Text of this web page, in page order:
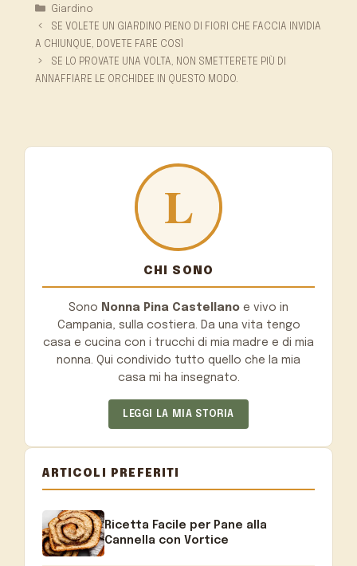
Categorie
Giardino
SE VOLETE UN GIARDINO PIENO DI FIORI CHE FACCIA INVIDIA
A CHIUNQUE, DOVETE FARE COSÌ
SE LO PROVATE UNA VOLTA, NON SMETTERETE PIÙ DI
ANNAFFIARE LE ORCHIDEE IN QUESTO MODO.
CHI SONO
Sono Nonna Pina Castellano e vivo in
Campania, sulla costiera. Da una vita tengo
casa e cucina con i trucchi di mia madre e di mia
nonna. Qui condivido tutto quello che la mia
casa mi ha insegnato.
LEGGI LA MIA STORIA
ARTICOLI PREFERITI
Ricetta Facile per Pane alla
Cannella con Vortice